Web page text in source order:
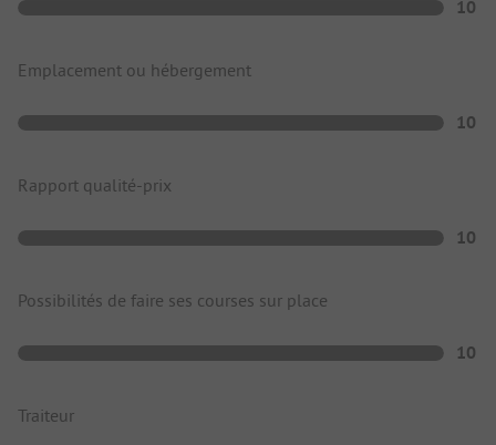
10
Emplacement ou hébergement
10
Rapport qualité-prix
10
Possibilités de faire ses courses sur place
10
Traiteur